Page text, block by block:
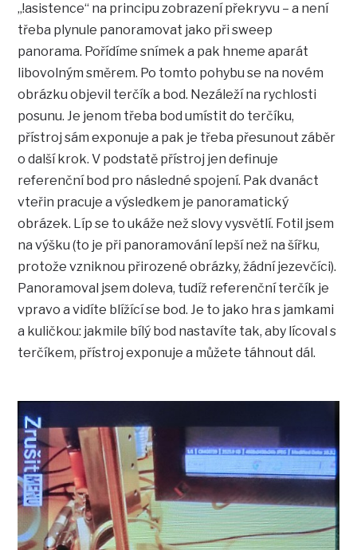
„!asistence“ na principu zobrazení překryvu – a není
třeba plynule panoramovat jako při sweep
panorama. Pořídíme snímek a pak hneme aparát
libovolným směrem. Po tomto pohybu se na novém
obrázku objevil terčík a bod. Nezáleží na rychlosti
posunu. Je jenom třeba bod umístit do terčíku,
přístroj sám exponuje a pak je třeba přesunout záběr
o další krok. V podstatě přístroj jen definuje
referenční bod pro následné spojení. Pak dvanáct
vteřin pracuje a výsledkem je panoramatický
obrázek. Líp se to ukáže než slovy vysvětlí. Fotil jsem
na výšku (to je při panoramování lepší než na šířku,
protože vzniknou přirozené obrázky, žádní jezevčíci).
Panoramoval jsem doleva, tudíž referenční terčík je
vpravo a vidíte blížící se bod. Je to jako hra s jamkami
a kuličkou: jakmile bílý bod nastavíte tak, aby lícoval s
terčíkem, přístroj exponuje a můžete táhnout dál.